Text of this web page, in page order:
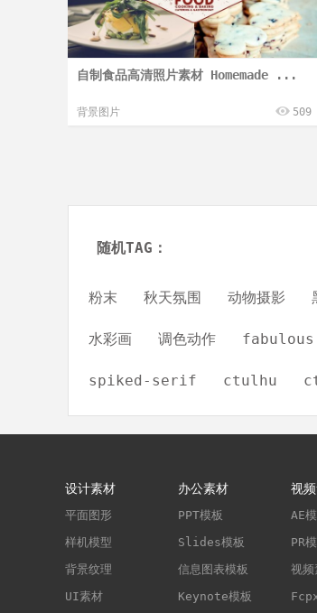
自制食品高清照片素材 Homemade ...
背景图片 509
随机TAG：
粉末 秋天氛围 动物摄影
水彩画 调色动作 fabulous
spiked-serif ctulhu
设计素材
平面图形
样机模型
背景纹理
UI素材
办公素材
PPT模板
Slides模板
信息图表模板
Keynote模板
视
AE
PR
视频